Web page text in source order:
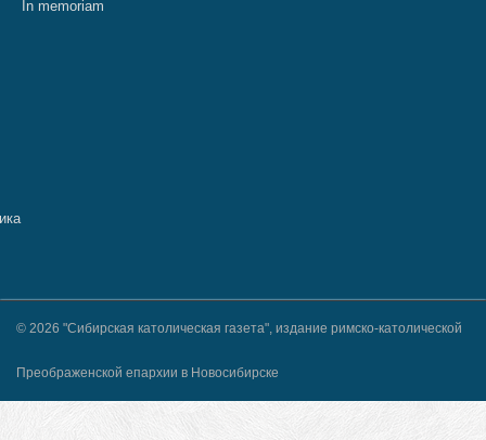
In memoriam
© 2026 "Сибирская католическая газета", издание римско-католической
Преображенской епархии в Новосибирске